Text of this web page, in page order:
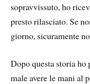
sopravvissuto, ho
presto rilasciato. Se
giorno, sicuramente
Dopo questa storia ho
male avere le mani al